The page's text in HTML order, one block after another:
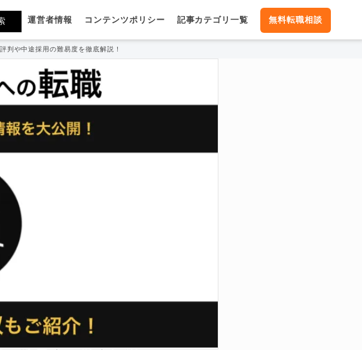
運営者情報 コンテンツポリシー 記事カテゴリ一覧 無料転職相談
判や中途採用の難易度を徹底解説！